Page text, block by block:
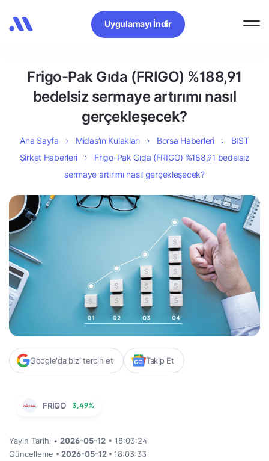
Uygulamayı İndir
Frigo-Pak Gıda (FRIGO) %188,91
bedelsiz sermaye artırımı nasıl
gerçekleşecek?
Ana Sayfa Midas’ın Kulakları Borsa Haberleri
BIST
Şirket Haberleri
Frigo-Pak Gıda (FRIGO) %188,91 bedelsiz
sermaye artırımı nasıl gerçekleşecek?
Google'da bizi tercih et Takip Et
FRIGO 3,49%
Yayın Tarihi • 2026-05-12 • 18:03:24
Güncelleme • 2026-05-12 • 18:03:33